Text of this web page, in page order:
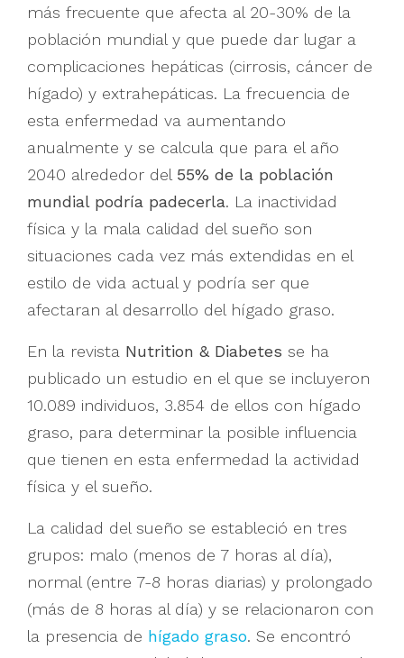
más frecuente que afecta al 20-30% de la
población mundial y que puede dar lugar a
complicaciones hepáticas (cirrosis, cáncer de
hígado) y extrahepáticas. La frecuencia de
esta enfermedad va aumentando
anualmente y se calcula que para el año
2040 alrededor del 55% de la población
mundial podría padecerla. La inactividad
física y la mala calidad del sueño son
situaciones cada vez más extendidas en el
estilo de vida actual y podría ser que
afectaran al desarrollo del hígado graso.
En la revista Nutrition & Diabetes se ha
publicado un estudio en el que se incluyeron
10.089 individuos, 3.854 de ellos con hígado
graso, para determinar la posible influencia
que tienen en esta enfermedad la actividad
física y el sueño.
La calidad del sueño se estableció en tres
grupos: malo (menos de 7 horas al día),
normal (entre 7-8 horas diarias) y prolongado
(más de 8 horas al día) y se relacionaron con
la presencia de hígado graso. Se encontró